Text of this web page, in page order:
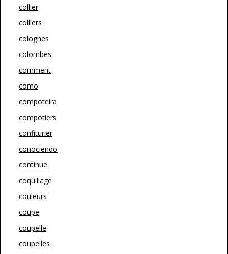
collier
colliers
colognes
colombes
comment
como
compoteira
compotiers
confiturier
conociendo
continue
coquillage
couleurs
coupe
coupelle
coupelles